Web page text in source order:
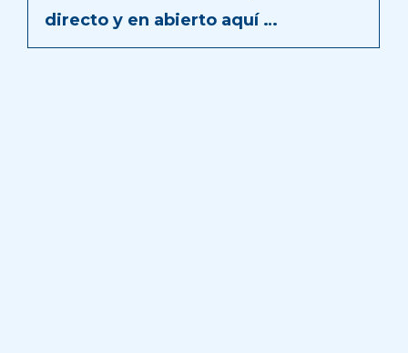
directo y en abierto aquí …